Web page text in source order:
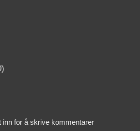
for å skrive kommentarer